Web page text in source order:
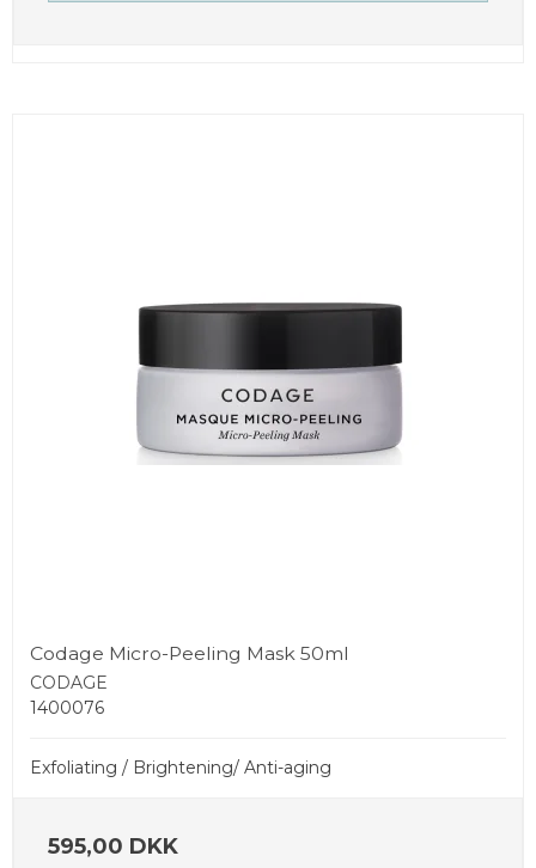
Codage Micro-Peeling Mask 50ml
CODAGE
1400076
Exfoliating / Brightening/ Anti-aging
595,00 DKK